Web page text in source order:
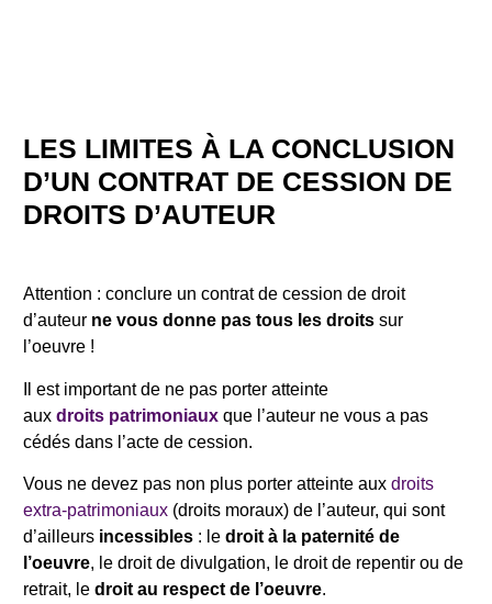
LES LIMITES À LA CONCLUSION
D’UN CONTRAT DE CESSION DE
DROITS D’AUTEUR
Attention : conclure un contrat de cession de droit
d’auteur ne vous donne pas tous les droits sur
l’oeuvre !
Il est important de ne pas porter atteinte
aux droits patrimoniaux que l’auteur ne vous a pas
cédés dans l’acte de cession.
Vous ne devez pas non plus porter atteinte aux droits
extra-patrimoniaux (droits moraux) de l’auteur, qui sont
d’ailleurs incessibles : le droit à la paternité de
l’oeuvre, le droit de divulgation, le droit de repentir ou de
retrait, le droit au respect de l’oeuvre.